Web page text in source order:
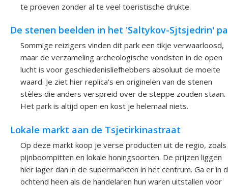
te proeven zonder al te veel toeristische drukte.
De stenen beelden in het 'Saltykov-Sjtsjedrin'
Sommige reizigers vinden dit park een tikje verwaarloosd,
maar de verzameling archeologische vondsten in de open
lucht is voor geschiedenisliefhebbers absoluut de moeite
waard. Je ziet hier replica's en originelen van de stenen
stèles die anders verspreid over de steppe zouden staan.
Het park is altijd open en kost je helemaal niets.
Lokale markt aan de Tsjetirkinastraat
Op deze markt koop je verse producten uit de regio, zoals
pijnboompitten en lokale honingsoorten. De prijzen liggen
hier lager dan in de supermarkten in het centrum. Ga er in
ochtend heen als de handelaren hun waren uitstallen voor